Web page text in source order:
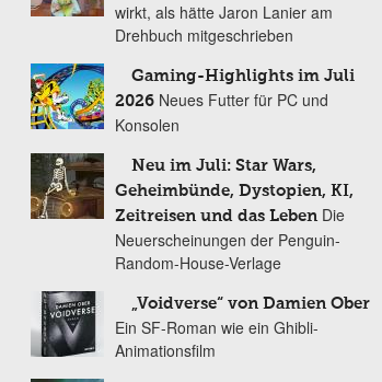
wirkt, als hätte Jaron Lanier am
Drehbuch mitgeschrieben
Gaming-Highlights im Juli
2026 Neues Futter für PC und
Konsolen
Neu im Juli: Star Wars,
Geheimbünde, Dystopien, KI,
Zeitreisen und das Leben Die
Neuerscheinungen der Penguin-
Random-House-Verlage
„Voidverse“ von Damien Ober
Ein SF-Roman wie ein Ghibli-
Animationsfilm